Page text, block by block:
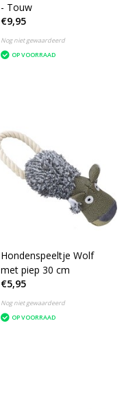
- Touw
€9,95
Nog niet gewaardeerd
OP VOORRAAD
Hondenspeeltje Wolf
met piep 30 cm
€5,95
Nog niet gewaardeerd
OP VOORRAAD